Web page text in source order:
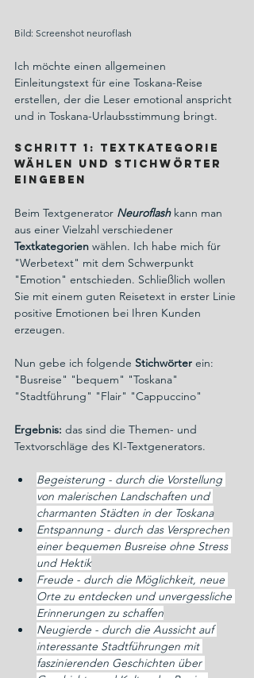
Bild: Screenshot neuroflash
Ich möchte einen allgemeinen
Einleitungstext für eine Toskana-Reise
erstellen, der die Leser emotional anspricht
und in Toskana-Urlaubsstimmung bringt.
Schritt 1: Textkategorie
wählen und Stichwörter
eingeben
Beim Textgenerator Neuroflash kann man
aus einer Vielzahl verschiedener
Textkategorien wählen. Ich habe mich für
"Werbetext" mit dem Schwerpunkt
"Emotion" entschieden. Schließlich wollen
Sie mit einem guten Reisetext in erster Linie
positive Emotionen bei Ihren Kunden
erzeugen.
Nun gebe ich folgende Stichwörter ein:
"Busreise" "bequem" "Toskana"
"Stadtführung" "Flair" "Cappuccino"
Ergebnis: das sind die Themen- und
Textvorschläge des KI-Textgenerators.
Begeisterung - durch die Vorstellung
von malerischen Landschaften und
charmanten Städten in der Toskana
Entspannung - durch das Versprechen
einer bequemen Busreise ohne Stress
und Hektik
Freude - durch die Möglichkeit, neue
Orte zu entdecken und unvergessliche
Erinnerungen zu schaffen
Neugierde - durch die Aussicht auf
interessante Stadtführungen mit
faszinierenden Geschichten über